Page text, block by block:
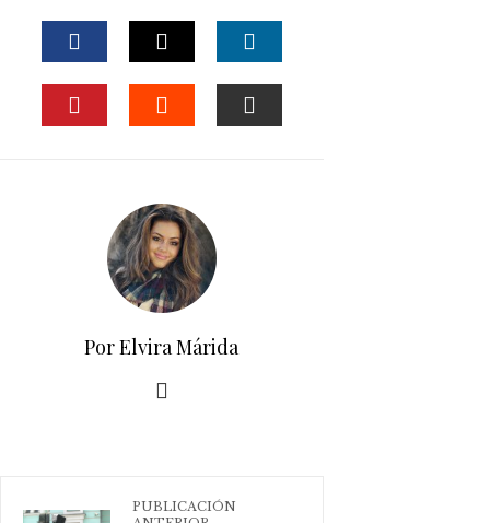
FACEBOOKTWITTERLINKEDIN
Por Elvira Márida
PUBLICACIÓN